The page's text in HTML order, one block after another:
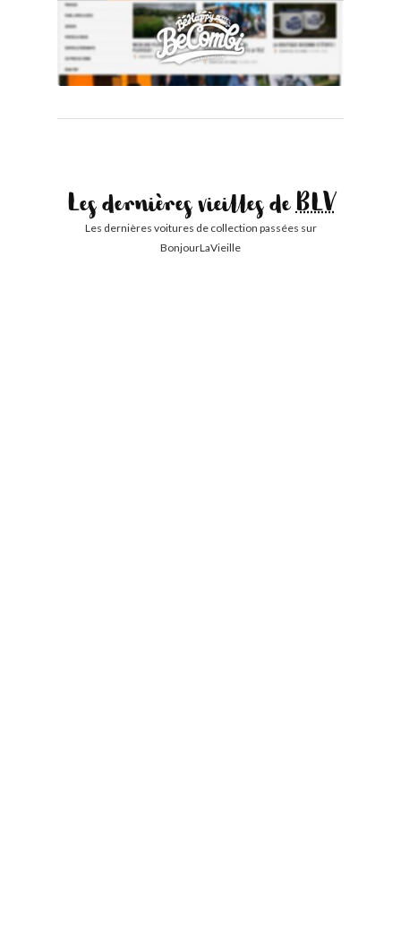
Les dernières vieilles deBLV
Les dernières voitures de collection passées sur
BonjourLaVieille